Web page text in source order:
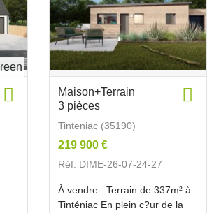
Maison+Terrain
3 pièces
Tinteniac (35190)
219 900 €
Réf. DIME-26-07-24-27
À vendre : Terrain de 337m² à
Tinténiac En plein c?ur de la